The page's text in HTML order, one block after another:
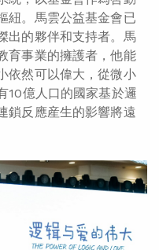
紐。馬雲公益基金會已
出的夥伴和支持者。馬
育事業的擁護者，他能
依然可以偉大，從微小
10億人口的國家基於邏
鎖反應産生的影響將遠